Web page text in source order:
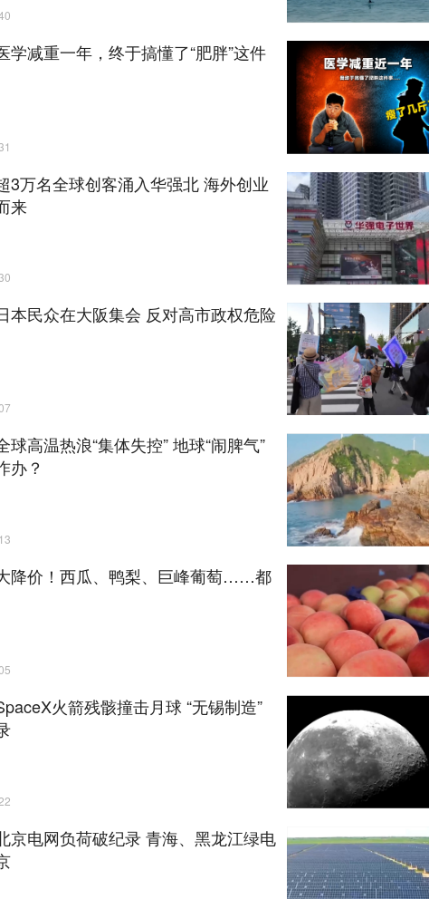
学减重一年，终于搞懂了“肥胖”这件
3万名全球创客涌入华强北 海外创业
来
本民众在大阪集会 反对高市政权危险
球高温热浪“集体失控” 地球“闹脾气”
办？
降价！西瓜、鸭梨、巨峰葡萄……都
火箭残骸撞击月球 “无锡制造”
京电网负荷破纪录 青海、黑龙江绿电